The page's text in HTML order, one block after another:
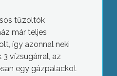
tűzoltók
már teljes
így azonnal neki
vízsugárral, az
egy gázpalackot